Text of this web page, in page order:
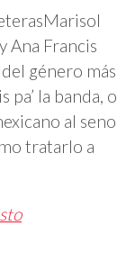
Ana Francis
género más
pa’ la banda, o
al seno
tratarlo a